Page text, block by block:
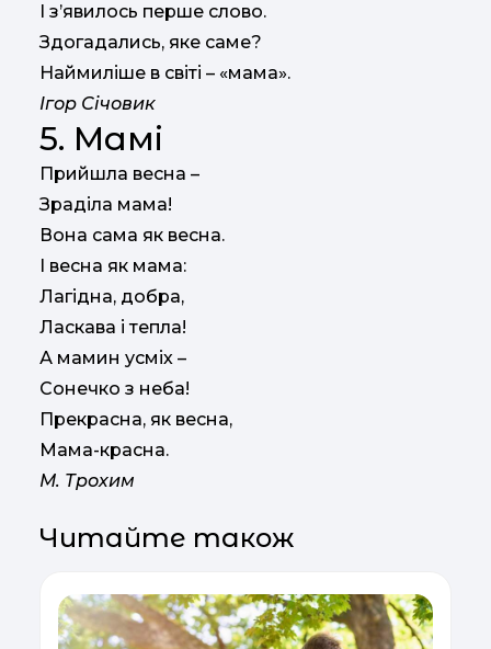
І з’явилось перше слово.
Здогадались, яке саме?
Наймиліше в світі – «мама».
Ігор Січовик
5. Мамі
Прийшла весна –
Зраділа мама!
Вона сама як весна.
І весна як мама:
Лагідна, добра,
Ласкава і тепла!
А мамин усміх –
Сонечко з неба!
Прекрасна, як весна,
Мама-красна.
М. Трохим
Читайте також